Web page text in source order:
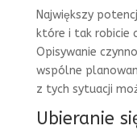
Największy
które i tak robicie
Opisywanie
wspólne
z tych sytuacji
Ubieranie